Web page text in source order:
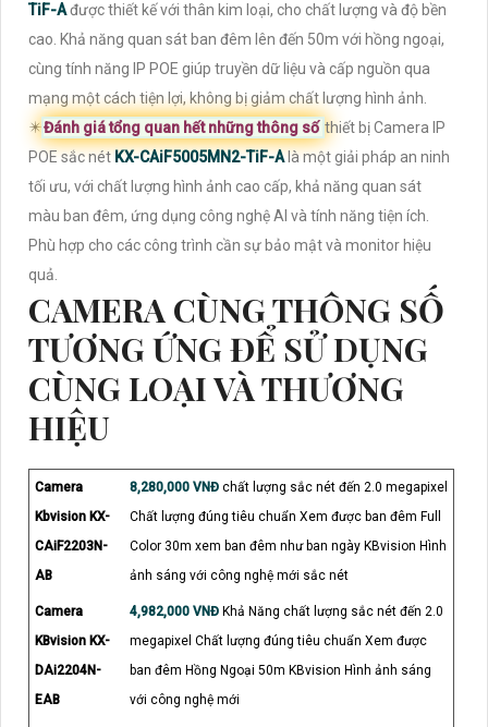
TiF-Ađược thiết kế với thân kim loại, cho chất lượng và độ bền
cao. Khả năng quan sát ban đêm lên đến 50m với hồng ngoại,
cùng tính năng IP POE giúp truyền dữ liệu và cấp nguồn qua
mạng một cách tiện lợi, không bị giảm chất lượng hình ảnh.
✴️Đánh giá tổng quan hết những thông số thiết bị Camera IP
POE sắc nétKX-CAiF5005MN2-TiF-Alà một giải pháp an ninh
tối ưu, với chất lượng hình ảnh cao cấp, khả năng quan sát
màu ban đêm, ứng dụng công nghệ AI và tính năng tiện ích.
Phù hợp cho các công trình cần sự bảo mật và monitor hiệu
quả.
CAMERA CÙNG THÔNG SỐ
TƯƠNG ỨNG ĐỂ SỬ DỤNG
CÙNG LOẠI VÀ THƯƠNG
HIỆU
Camera
Kbvision KX-
CAiF2203N-
AB
8,280,000 VNĐ chất lượng sắc nét đến 2.0 megapixel
Chất lượng đúng tiêu chuẩn Xem được ban đêm Full
Color 30m xem ban đêm như ban ngày KBvision Hình
ảnh sáng với công nghệ mới sắc nét
Camera
KBvision KX-
DAi2204N-
EAB
4,982,000 VNĐ Khả Năng chất lượng sắc nét đến 2.0
megapixel Chất lượng đúng tiêu chuẩn Xem được
ban đêm Hồng Ngoại 50m KBvision Hình ảnh sáng
với công nghệ mới